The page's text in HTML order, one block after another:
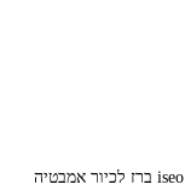
iseo ברז לכיור אמבטיה